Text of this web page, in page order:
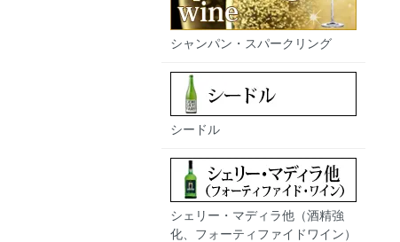
シャンパン・スパークリング
シードル
シェリー・マディラ他（酒精強
化、フォーティファイドワイン）